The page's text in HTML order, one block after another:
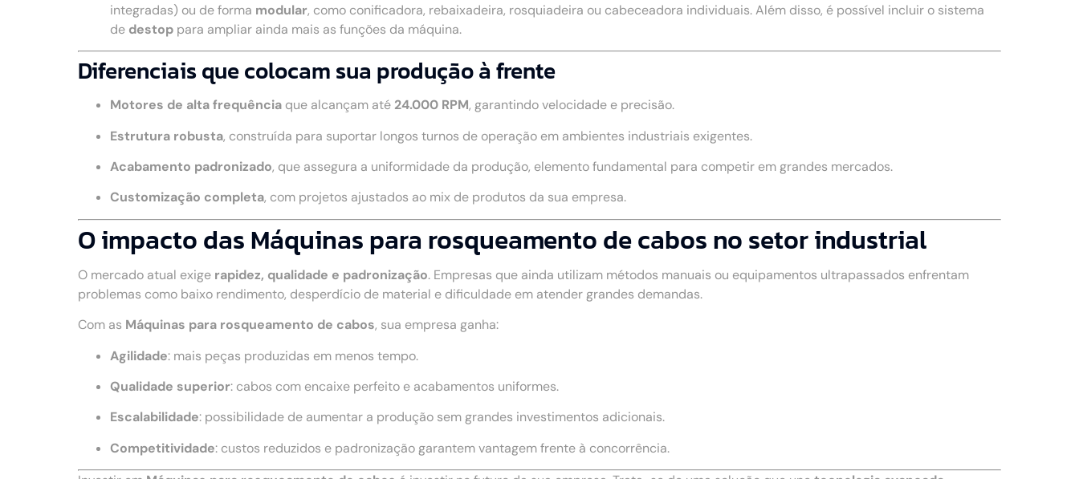
integradas) ou de forma modular, como conificadora, rebaixadeira, rosquiadeira ou cabeceadora individuais. Além disso, é possível incluir o sistema
de destop para ampliar ainda mais as funções da máquina.
Diferenciais que colocam sua produção à frente
Motores de alta frequência que alcançam até 24.000 RPM, garantindo velocidade e precisão.
Estrutura robusta, construída para suportar longos turnos de operação em ambientes industriais exigentes.
Acabamento padronizado, que assegura a uniformidade da produção, elemento fundamental para competir em grandes mercados.
Customização completa, com projetos ajustados ao mix de produtos da sua empresa.
O impacto das Máquinas para rosqueamento de cabos no setor industrial
O mercado atual exige rapidez, qualidade e padronização. Empresas que ainda utilizam métodos manuais ou equipamentos ultrapassados enfrentam
problemas como baixo rendimento, desperdício de material e dificuldade em atender grandes demandas.
Com as Máquinas para rosqueamento de cabos, sua empresa ganha:
Agilidade: mais peças produzidas em menos tempo.
Qualidade superior: cabos com encaixe perfeito e acabamentos uniformes.
Escalabilidade: possibilidade de aumentar a produção sem grandes investimentos adicionais.
Competitividade: custos reduzidos e padronização garantem vantagem frente à concorrência.